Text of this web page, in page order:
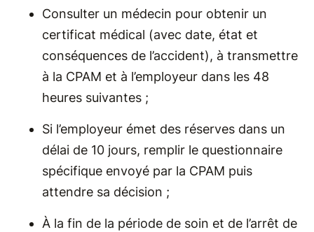
Consulter un médecin pour obtenir un
certificat médical (avec date, état et
conséquences de l’accident), à transmettre
à la CPAM et à l’employeur dans les 48
heures suivantes ;
Si l’employeur émet des réserves dans un
délai de 10 jours, remplir le questionnaire
spécifique envoyé par la CPAM puis
attendre sa décision ;
À la fin de la période de soin et de l’arrêt de